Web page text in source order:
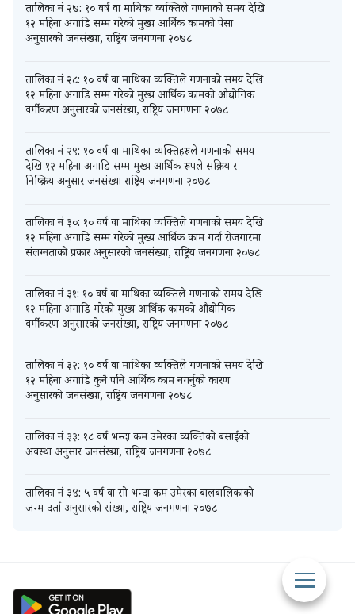
तालिका नं २७: १० वर्ष वा माथिका व्यक्तिले गणनाको समय देखि
१२ महिना अगाडि सम्म गरेको मुख्य आर्थिक कामको पेसा
अनुसारको जनसंख्या, राष्ट्रिय जनगणना २०७८
तालिका नं २८: १० वर्ष वा माथिका व्यक्तिले गणनाको समय देखि
१२ महिना अगाडि सम्म गरेको मुख्य आर्थिक कामको औद्योगिक
वर्गीकरण अनुसारको जनसंख्या, राष्ट्रिय जनगणना २०७८
तालिका नं २९: १० वर्ष वा माथिका व्यक्तिहरुले गणनाको समय
देखि १२ महिना अगाडि सम्म मुख्य आर्थिक रूपले सक्रिय र
निष्क्रिय अनुसार जनसंख्या राष्ट्रिय जनगणना २०७८
तालिका नं ३०: १० वर्ष वा माथिका व्यक्तिले गणनाको समय देखि
१२ महिना अगाडि सम्म गरेको मुख्य आर्थिक काम गर्दा रोजगारमा
संलग्नताको प्रकार अनुसारको जनसंख्या, राष्ट्रिय जनगणना २०७८
तालिका नं ३१: १० वर्ष वा माथिका व्यक्तिले गणनाको समय देखि
१२ महिना अगाडि गरेको मुख्य आर्थिक कामको औद्योगिक
वर्गीकरण अनुसारको जनसंख्या, राष्ट्रिय जनगणना २०७८
तालिका नं ३२: १० वर्ष वा माथिका व्यक्तिले गणनाको समय देखि
१२ महिना अगाडि कुनै पनि आर्थिक काम नगर्नुको कारण
अनुसारको जनसंख्या, राष्ट्रिय जनगणना २०७८
तालिका नं ३३: १८ वर्ष भन्दा कम उमेरका व्यक्तिको बसाईको
अवस्था अनुसार जनसंख्या, राष्ट्रिय जनगणना २०७८
तालिका नं ३४: ५ वर्ष वा सो भन्दा कम उमेरका बालबालिकाको
जन्म दर्ता अनुसारको संख्या, राष्ट्रिय जनगणना २०७८